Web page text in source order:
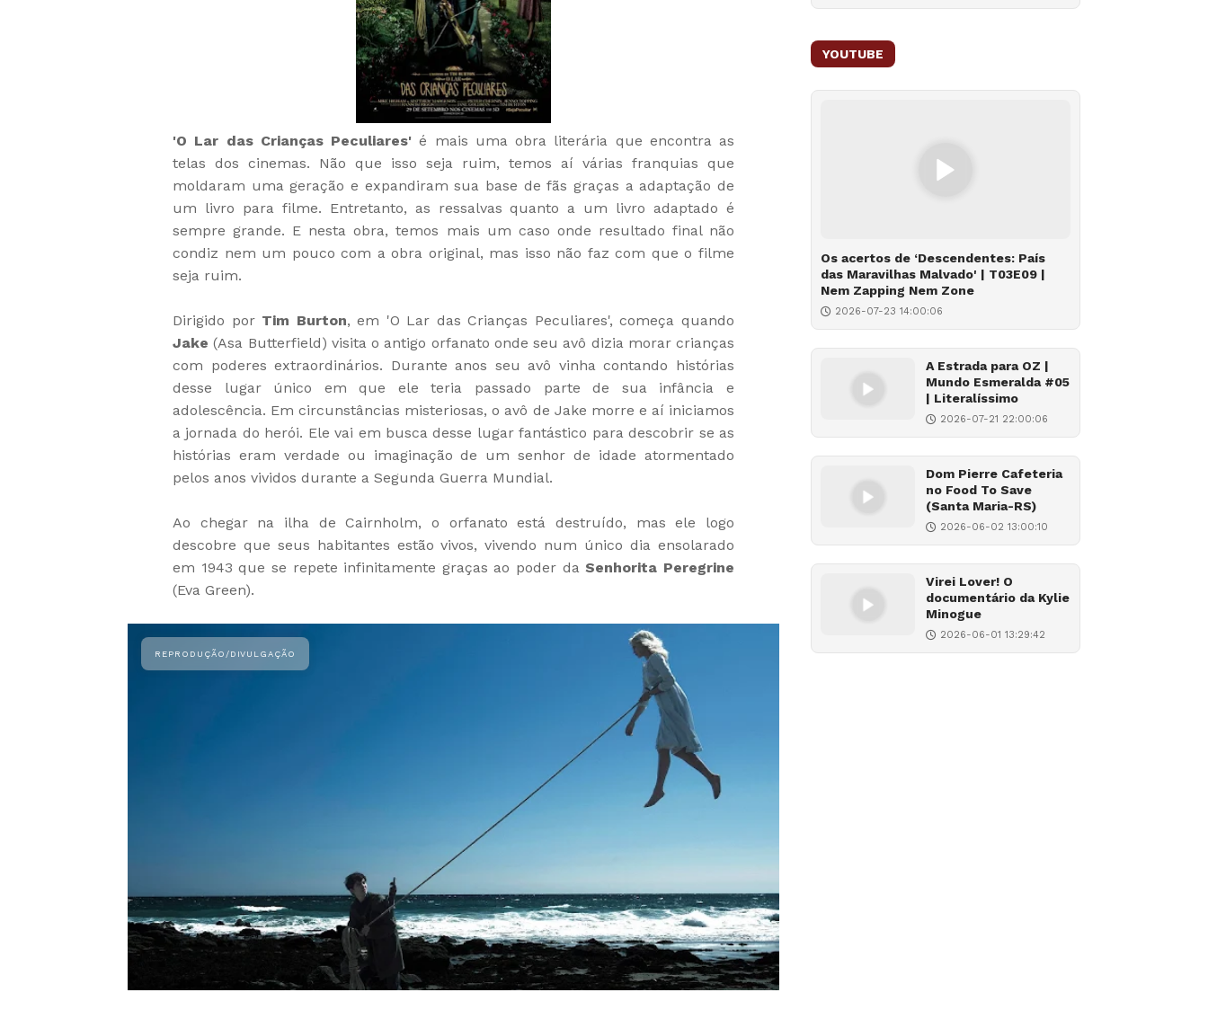
'O Lar das Crianças Peculiares' é mais uma obra literária que encontra as
telas dos cinemas. Não que isso seja ruim, temos aí várias franquias que
moldaram uma geração e expandiram sua base de fãs graças a adaptação de
um livro para filme. Entretanto, as ressalvas quanto a um livro adaptado é
sempre grande. E nesta obra, temos mais um caso onde resultado final não
condiz nem um pouco com a obra original, mas isso não faz com que o filme
seja ruim.
Dirigido por Tim Burton, em 'O Lar das Crianças Peculiares', começa quando
Jake (Asa Butterfield) visita o antigo orfanato onde seu avô dizia morar crianças
com poderes extraordinários. Durante anos seu avô vinha contando histórias
desse lugar único em que ele teria passado parte de sua infância e
adolescência. Em circunstâncias misteriosas, o avô de Jake morre e aí iniciamos
a jornada do herói. Ele vai em busca desse lugar fantástico para descobrir se as
histórias eram verdade ou imaginação de um senhor de idade atormentado
pelos anos vividos durante a Segunda Guerra Mundial.
Ao chegar na ilha de Cairnholm, o orfanato está destruído, mas ele logo
descobre que seus habitantes estão vivos, vivendo num único dia ensolarado
em 1943 que se repete infinitamente graças ao poder daSenhorita Peregrine
(Eva Green).
YOUTUBE
Os acertos de ‘Descendentes: País
das Maravilhas Malvado' | T03E09 |
Nem Zapping Nem Zone
2026-07-23 14:00:06
A Estrada para OZ |
Mundo Esmeralda #05
| Literalíssimo
2026-07-21 22:00:06
Dom Pierre Cafeteria
no Food To Save
(Santa Maria-RS)
2026-06-02 13:00:10
Virei Lover! O
documentário da Kylie
Minogue
2026-06-01 13:29:42